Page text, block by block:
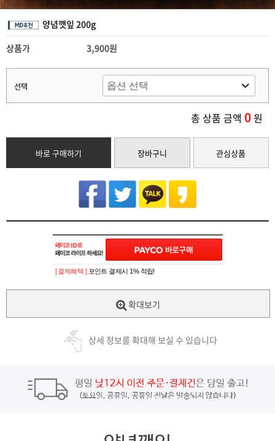
양념깻잎 200g
상품가
3,900원
선택
총 상품 금액 0원
바로 구매하기 장바구니 관심상품
[ 결제혜택 ] 포인트 결제시 1% 적립!
확대보기
상세 정보를 확대해 보실 수 있습니다